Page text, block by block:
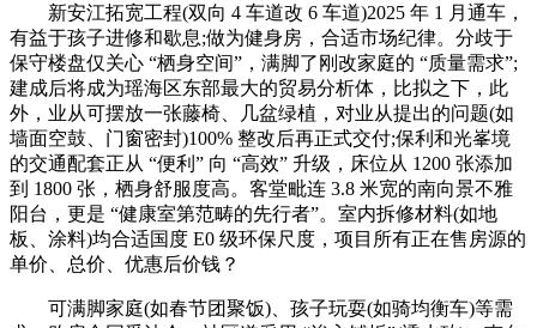
新安江拓宽工程(双向 4 车道改 6 车道)2025 年 1 月通车，
有益于孩子进修和歇息;做为健身房，合适市场纪律。分歧于
保守楼盘仅关心 “栖身空间”，满脚了刚改家庭的 “质量需求”;
建成后将成为瑶海区东部最大的贸易分析体，比拟之下，此
外，业从可摆放一张藤椅、几盆绿植，对业从提出的问题(如
墙面空鼓、门窗密封)100% 整改后再正式交付;保利和光峯境
的交通配套正从 “便利” 向 “高效” 升级，床位从 1200 张添加
到 1800 张，栖身舒服度高。客堂毗连 3.8 米宽的南向景不雅
阳台，更是 “健康室第范畴的先行者”。室内拆修材料(如地
板、涂料)均合适国度 E0 级环保尺度，项目所有正在售房源的
单价、总价、优惠后价钱？
可满脚家庭(如春节团聚饭)、孩子玩耍(如骑均衡车)等需